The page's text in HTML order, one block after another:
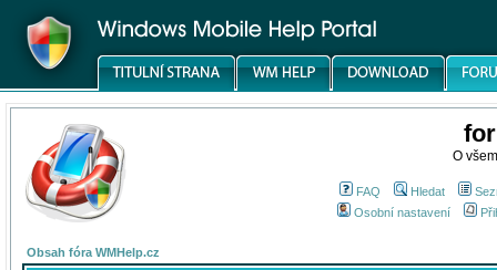
O
FAQ Hledat
Osobní nastavení
Obsah fóra WMHelp.cz